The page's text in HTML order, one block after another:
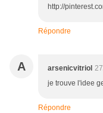
http://
Répondre
A arsenicvitriol
je trouve l'idee
Répondre